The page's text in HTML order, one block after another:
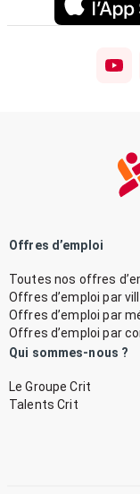
Offres d’emploi
Toutes nos offres
Offres d’emploi par
Offres d’emploi par
Offres d’emploi par
Qui sommes-nous ?
Le Groupe Crit
Talents Crit